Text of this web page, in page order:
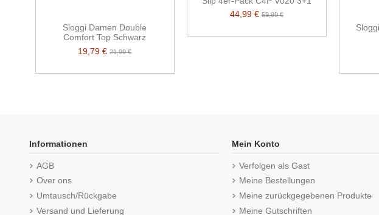
Sloggi Damen Double
Comfort Top Schwarz
19,79 €21,99 €
44,99 €59,99 €
Informationen
AGB
Over ons
Umtausch/Rückgabe
Versand und Lieferung
Mein Konto
Verfolgen als Gast
Meine Bestellungen
Meine zurückgegebenen Produkte
Meine Gutschriften